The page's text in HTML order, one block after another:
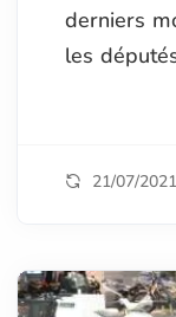
derniers
les
21/07/2021